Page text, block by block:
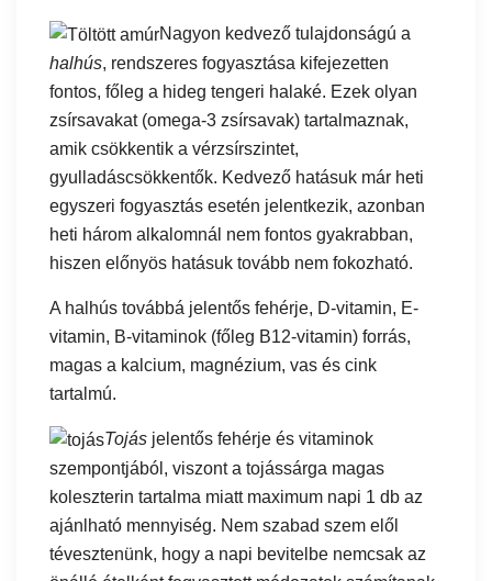
Nagyon kedvező tulajdonságú a
halhús, rendszeres fogyasztása kifejezetten
fontos, főleg a hideg tengeri halaké. Ezek olyan
zsírsavakat (omega-3 zsírsavak) tartalmaznak,
amik csökkentik a vérzsírszintet,
gyulladáscsökkentők. Kedvező hatásuk már heti
egyszeri fogyasztás esetén jelentkezik, azonban
heti három alkalomnál nem fontos gyakrabban,
hiszen előnyös hatásuk tovább nem fokozható.
A halhús továbbá jelentős fehérje, D-vitamin, E-
vitamin, B-vitaminok (főleg B12-vitamin) forrás,
magas a kalcium, magnézium, vas és cink
tartalmú.
Tojás jelentős fehérje és vitaminok
szempontjából, viszont a tojássárga magas
koleszterin tartalma miatt maximum napi 1 db az
ajánlható mennyiség. Nem szabad szem elől
tévesztenünk, hogy a napi bevitelbe nemcsak az